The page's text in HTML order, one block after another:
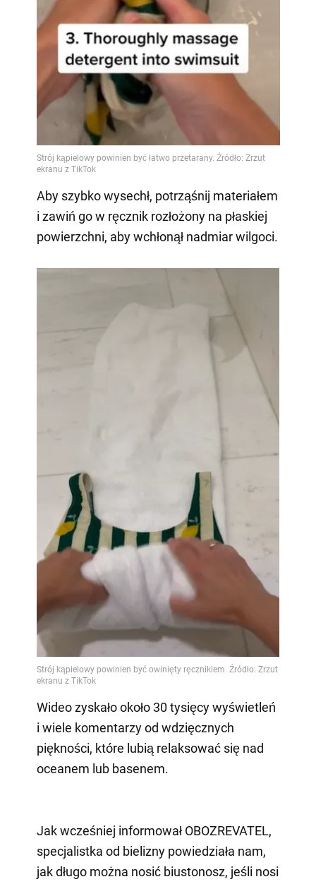
Aby szybko wysechł, potrząśnij materiałem
i zawiń go w ręcznik rozłożony na płaskiej
powierzchni, aby wchłonął nadmiar wilgoci.
Wideo zyskało około 30 tysięcy wyświetleń
i wiele komentarzy od wdzięcznych
piękności, które lubią relaksować się nad
oceanem lub basenem.
Jak wcześniej informował OBOZREVATEL,
specjalistka od bielizny powiedziała nam,
jak długo można nosić biustonosz, jeśli nosi